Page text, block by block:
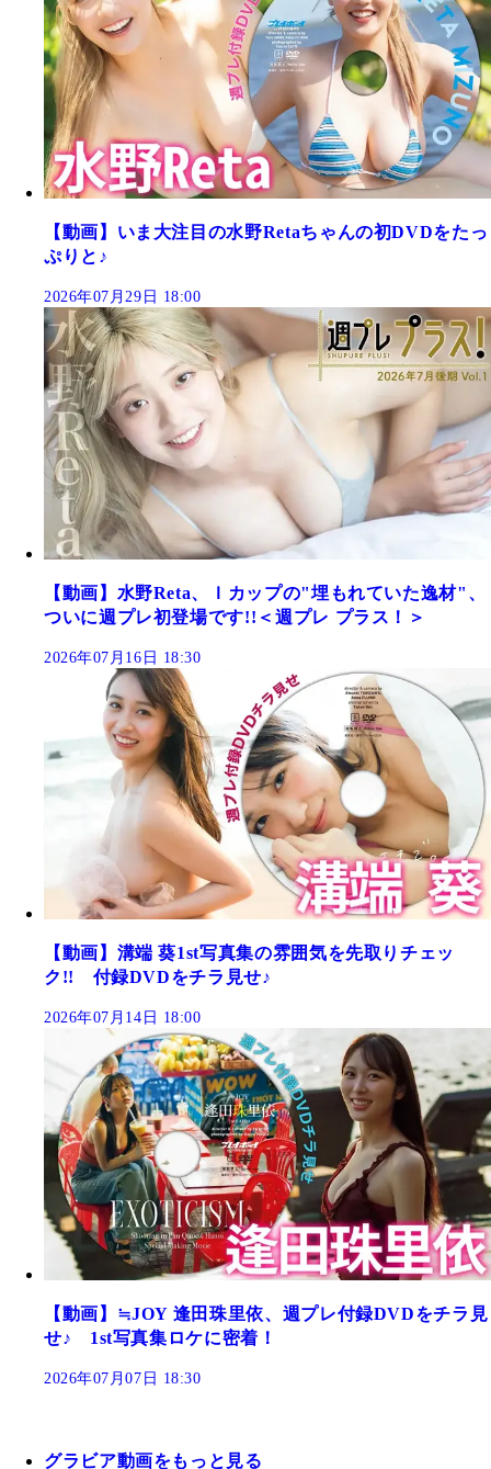
【動画】いま大注目の水野Retaちゃんの初DVDをたっ
ぷりと♪
2026年07月29日 18:00
【動画】水野Reta、Ｉカップの"埋もれていた逸材"、
ついに週プレ初登場です!!＜週プレ プラス！＞
2026年07月16日 18:30
【動画】溝端 葵1st写真集の雰囲気を先取りチェッ
ク!! 付録DVDをチラ見せ♪
2026年07月14日 18:00
【動画】≒JOY 逢田珠里依、週プレ付録DVDをチラ見
せ♪ 1st写真集ロケに密着！
2026年07月07日 18:30
グラビア動画をもっと見る